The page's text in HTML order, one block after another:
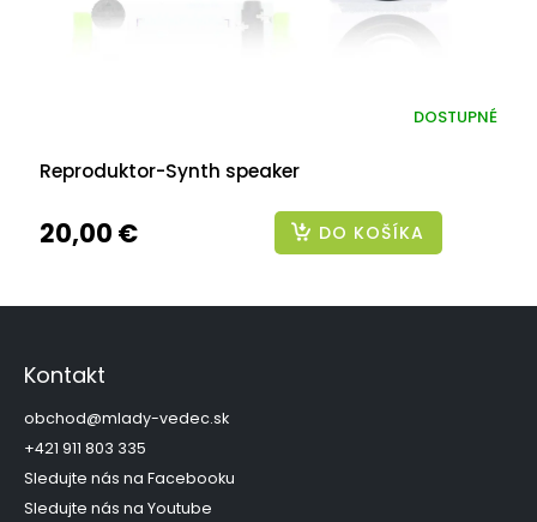
Reproduktor-Synth speaker
DOSTUPNÉ
20,00 € DO KOŠÍKA
Z
Kontakt
obchod@mlady-vedec.sk
+421 911 803 335
Sledujte nás na Facebooku
Sledujte nás na Youtube